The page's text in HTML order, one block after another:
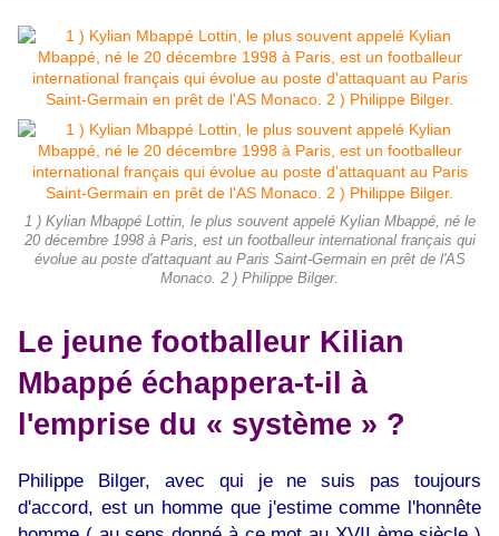
1 ) Kylian Mbappé Lottin, le plus souvent appelé Kylian Mbappé, né le
20 décembre 1998 à Paris, est un footballeur international français qui
évolue au poste d'attaquant au Paris Saint-Germain en prêt de l'AS
Monaco. 2 ) Philippe Bilger.
Le jeune footballeur Kilian
Mbappé échappera-t-il à
l'emprise du « système » ?
Philippe Bilger, avec qui je ne suis pas toujours
d'accord, est un homme que j'estime comme l'honnête